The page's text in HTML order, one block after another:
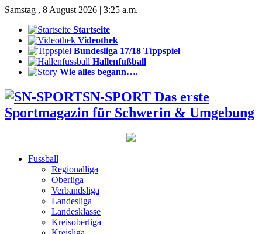
Samstag , 8 August 2026 | 3:25 a.m.
Startseite
Videothek
Bundesliga 17/18 Tippspiel
Hallenfußball
Wie alles begann….
SN-SPORT Das erste
Sportmagazin für Schwerin & Umgebung
Fussball
Regionalliga
Oberliga
Verbandsliga
Landesliga
Landesklasse
Kreisoberliga